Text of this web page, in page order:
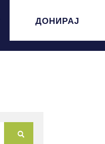
ДОНИРАЈ